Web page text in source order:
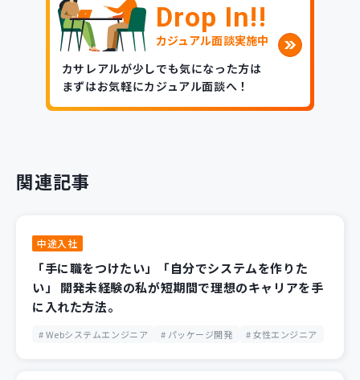
Drop In!!
カジュアル面談実施中
カサレアルが少しでも気になった方は
まずはお気軽にカジュアル面談へ！
関連記事
中途入社
「手に職をつけたい」「自分でシステムを作りた
い」 開発未経験の私が短期間で理想のキャリアを手
に入れた方法。
Webシステムエンジニア パッケージ開発 女性エンジニア